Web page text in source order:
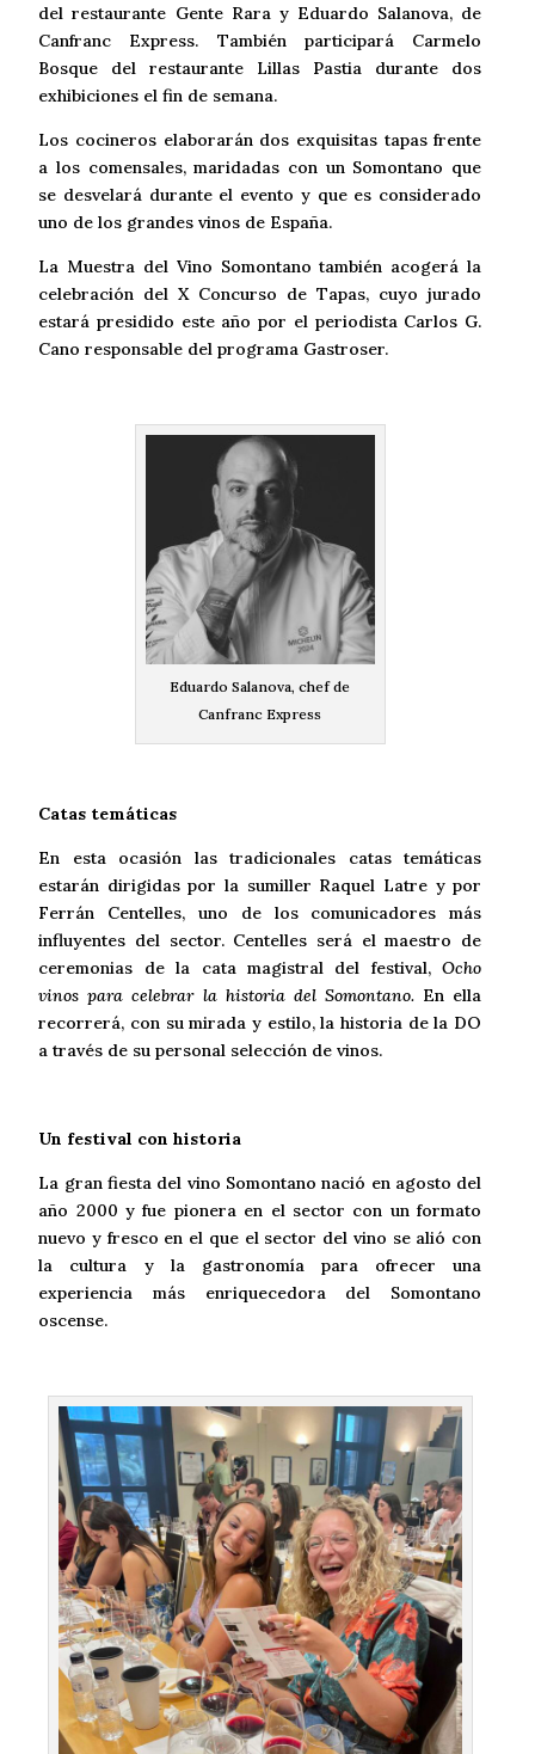
del restaurante Gente Rara y Eduardo Salanova, de
Canfranc Express. También participará Carmelo
Bosque del restaurante Lillas Pastia durante dos
exhibiciones el fin de semana.
Los cocineros elaborarán dos exquisitas tapas frente
a los comensales, maridadas con un Somontano que
se desvelará durante el evento y que es considerado
uno de los grandes vinos de España.
La Muestra del Vino Somontano también acogerá la
celebración del X Concurso de Tapas, cuyo jurado
estará presidido este año por el periodista Carlos G.
Cano responsable del programa Gastroser.
Eduardo Salanova, chef de
Canfranc Express
Catas temáticas
En esta ocasión las tradicionales catas temáticas
estarán dirigidas por la sumiller Raquel Latre y por
Ferrán Centelles, uno de los comunicadores más
influyentes del sector. Centelles será el maestro de
ceremonias de la cata magistral del festival,Ocho
vinos para celebrar la historia del Somontano. En ella
recorrerá, con su mirada y estilo, la historia de la DO
a través de su personal selección de vinos.
Un festival con historia
La gran fiesta del vino Somontano nació en agosto del
año 2000 y fue pionera en el sector con un formato
nuevo y fresco en el que el sector del vino se alió con
la cultura y la gastronomía para ofrecer una
experiencia más enriquecedora del Somontano
oscense.